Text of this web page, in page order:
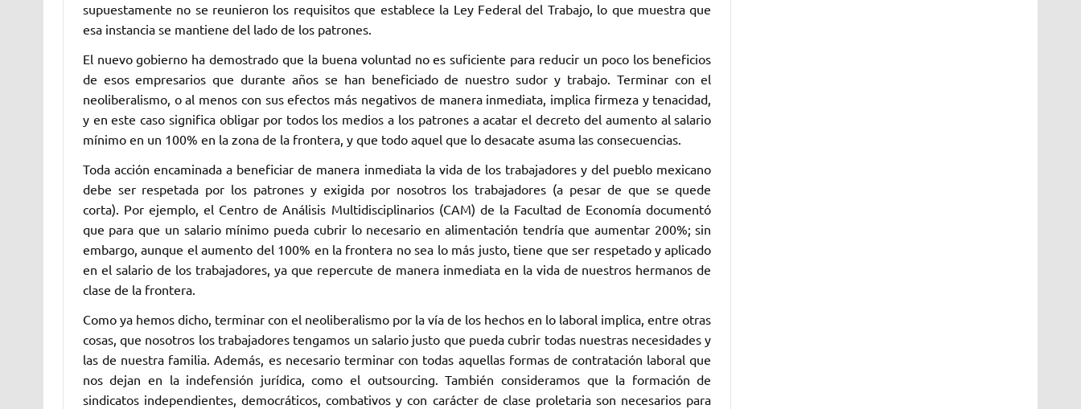
supuestamente no se reunieron los requisitos que establece la Ley Federal del Trabajo, lo que muestra que
esa instancia se mantiene del lado de los patrones.
El nuevo gobierno ha demostrado que la buena voluntad no es suficiente para reducir un poco los beneficios
de esos empresarios que durante años se han beneficiado de nuestro sudor y trabajo. Terminar con el
neoliberalismo, o al menos con sus efectos más negativos de manera inmediata, implica firmeza y tenacidad,
y en este caso significa obligar por todos los medios a los patrones a acatar el decreto del aumento al salario
mínimo en un 100% en la zona de la frontera, y que todo aquel que lo desacate asuma las consecuencias.
Toda acción encaminada a beneficiar de manera inmediata la vida de los trabajadores y del pueblo mexicano
debe ser respetada por los patrones y exigida por nosotros los trabajadores (a pesar de que se quede
corta). Por ejemplo, el Centro de Análisis Multidisciplinarios (CAM) de la Facultad de Economía documentó
que para que un salario mínimo pueda cubrir lo necesario en alimentación tendría que aumentar 200%; sin
embargo, aunque el aumento del 100% en la frontera no sea lo más justo, tiene que ser respetado y aplicado
en el salario de los trabajadores, ya que repercute de manera inmediata en la vida de nuestros hermanos de
clase de la frontera.
Como ya hemos dicho, terminar con el neoliberalismo por la vía de los hechos en lo laboral implica, entre otras
cosas, que nosotros los trabajadores tengamos un salario justo que pueda cubrir todas nuestras necesidades y
las de nuestra familia. Además, es necesario terminar con todas aquellas formas de contratación laboral que
nos dejan en la indefensión jurídica, como el outsourcing. También consideramos que la formación de
sindicatos independientes, democráticos, combativos y con carácter de clase proletaria son necesarios para